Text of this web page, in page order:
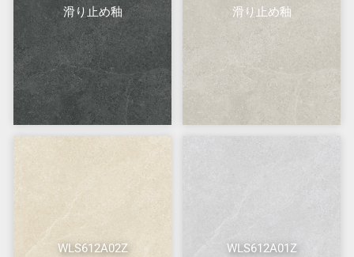
滑り止め釉
滑り止め釉
WLS612A02Z
WLS612A01Z